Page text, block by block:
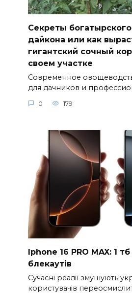
Секреты
дайкона или как
гигантский сочный
своем участке
Современное
для дачников и
0 179
Iphone 16 PRO MAX: 1
блекаутів
Сучасні реалії змушують
користувачів